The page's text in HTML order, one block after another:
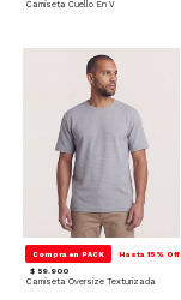
Camiseta Cuello En V
Compra en PACK Hasta 15% Off
$ 59.900
Camiseta Oversize Texturizada